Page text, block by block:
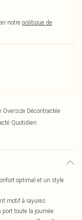
notre politique de
Oversize Décontractée
Quotidien
optimal et un style
motif à rayures
toute la journée